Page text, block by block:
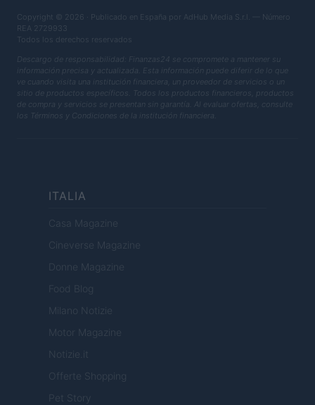
Copyright © 2026 · Publicado en España por AdHub Media S.r.l. — Número
REA 2729933
Todos los derechos reservados
Descargo de responsabilidad: Finanzas24 se compromete a mantener su
información precisa y actualizada. Esta información puede diferir de lo que
ve cuando visita una institución financiera, un proveedor de servicios o un
sitio de productos específicos. Todos los productos financieros, productos
de compra y servicios se presentan sin garantía. Al evaluar ofertas, consulte
los Términos y Condiciones de la institución financiera.
ITALIA
Casa Magazine
Cineverse Magazine
Donne Magazine
Food Blog
Milano Notizie
Motor Magazine
Notizie.it
Offerte Shopping
Pet Story